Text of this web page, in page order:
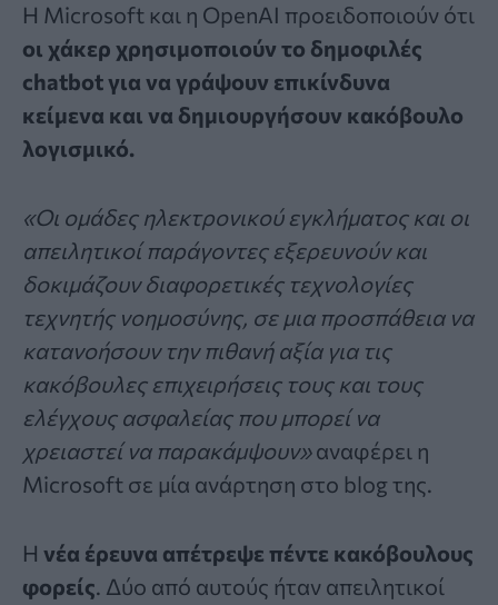
Η Microsoft και η OpenAI προειδοποιούν ότι
οι χάκερ χρησιμοποιούν το δημοφιλές
chatbot για να γράψουν επικίνδυνα
κείμενα και να δημιουργήσουν κακόβουλο
λογισμικό.
«Οι ομάδες ηλεκτρονικού εγκλήματος και οι
απειλητικοί παράγοντες εξερευνούν και
δοκιμάζουν διαφορετικές τεχνολογίες
τεχνητής νοημοσύνης, σε μια προσπάθεια να
κατανοήσουν την πιθανή αξία για τις
κακόβουλες επιχειρήσεις τους και τους
ελέγχους ασφαλείας που μπορεί να
χρειαστεί να παρακάμψουν»αναφέρει η
Microsoft σε μία ανάρτηση στο blog της.
Η νέα έρευνα απέτρεψε πέντε κακόβουλους
φορείς. Δύο από αυτούς ήταν απειλητικοί